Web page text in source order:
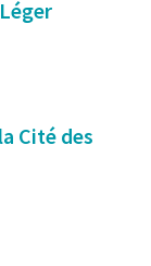
Cité des